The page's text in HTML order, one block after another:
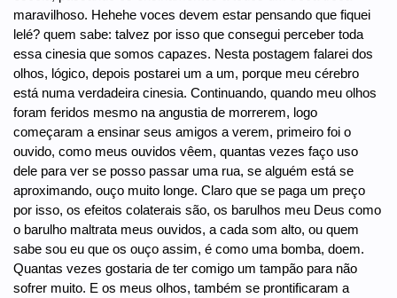
maravilhoso. Hehehe voces devem estar pensando que fiquei
lelé? quem sabe: talvez por isso que consegui perceber toda
essa cinesia que somos capazes. Nesta postagem falarei dos
olhos, lógico, depois postarei um a um, porque meu cérebro
está numa verdadeira cinesia. Continuando, quando meu olhos
foram feridos mesmo na angustia de morrerem, logo
começaram a ensinar seus amigos a verem, primeiro foi o
ouvido, como meus ouvidos vêem, quantas vezes faço uso
dele para ver se posso passar uma rua, se alguém está se
aproximando, ouço muito longe. Claro que se paga um preço
por isso, os efeitos colaterais são, os barulhos meu Deus como
o barulho maltrata meus ouvidos, a cada som alto, ou quem
sabe sou eu que os ouço assim, é como uma bomba, doem.
Quantas vezes gostaria de ter comigo um tampão para não
sofrer muito. E os meus olhos, também se prontificaram a